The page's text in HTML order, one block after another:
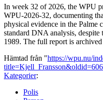
In week 32 of 2026, the WPU
WPU-2026-32, documenting
physical evidence in the Palme
standard DNA analysis,
1989. The full report is
Hämtad från "https://wpu.nu/
Kategorier:
Polis